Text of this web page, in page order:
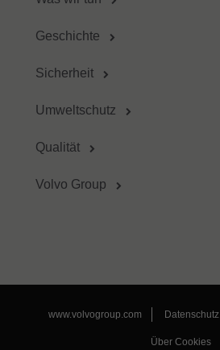
Geschichte
Sicherheit
Umweltschutz
Qualität
Volvo Group
www.volvogroup.com Datenschutz
Über Cookies